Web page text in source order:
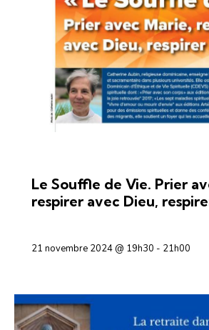
Le Souffle de Vie. Prier
respirer avec Dieu,
21 novembre 2024 @ 19h30 - 21h00